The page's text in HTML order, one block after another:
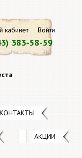
кабинет Войти
383-58-59
КОНТАКТЫ
АКЦИИ